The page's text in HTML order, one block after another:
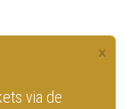
×
Vind het Koninklijk